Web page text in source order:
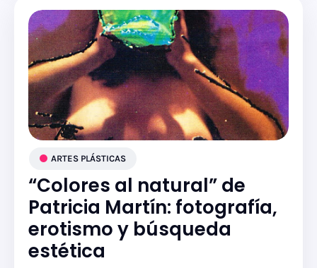
ARTES PLÁSTICAS
“Colores al natural” de
Patricia Martín: fotografía,
erotismo y búsqueda
estética